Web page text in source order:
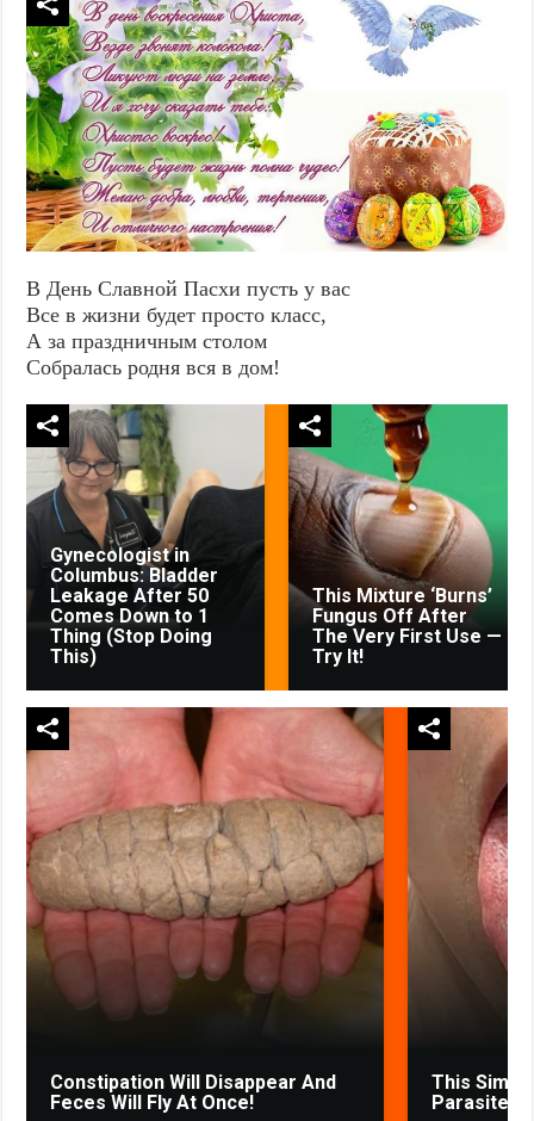
В День Славной Пасхи пусть у вас
Все в жизни будет просто класс,
А за праздничным столом
Собралась родня вся в дом!
Gynecologist in
Columbus: Bladder
Leakage After 50
Comes Down to 1
Thing (Stop Doing
This)
This Mixture ‘Burns’
Fungus Off After
The Very First Use —
Try It!
Constipation Will Disappear And
Feces Will Fly At Once!
This
Parasites